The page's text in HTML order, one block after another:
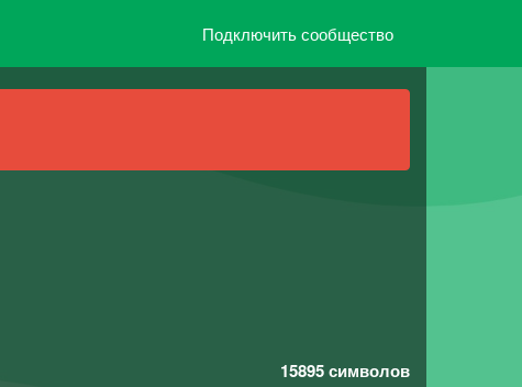
Подключить сообщество
15895символов